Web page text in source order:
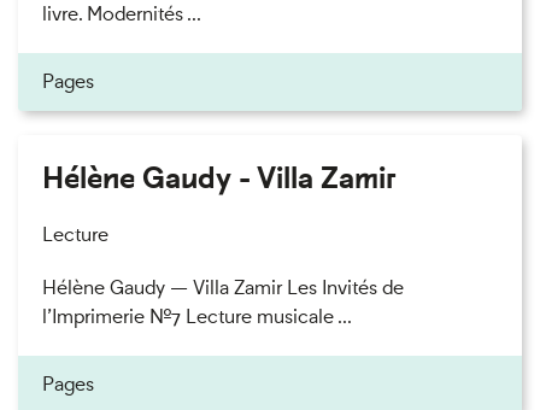
livre. Modernités ...
Pages
Hélène Gaudy - Villa Zamir
Lecture
Hélène Gaudy — Villa Zamir Les Invités de
l’Imprimerie n°7 Lecture musicale ...
Pages